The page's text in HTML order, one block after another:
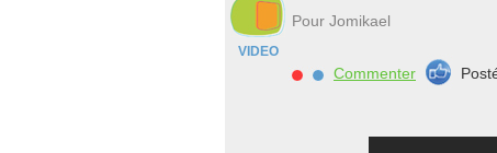
VIDEO
Pour Jomikael
Commenter